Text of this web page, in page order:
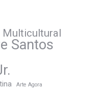
Multicultural
Santos
Arte Agora